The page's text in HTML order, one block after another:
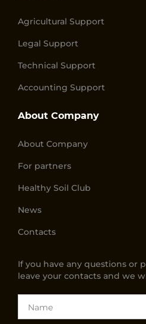
Agricultural Support
Legal Support
Technical Support
Accounting Support
About Company
About Company
For partners
Healthy Soil Club
News
Contacts
If you have any questions or
leave your contacts and we